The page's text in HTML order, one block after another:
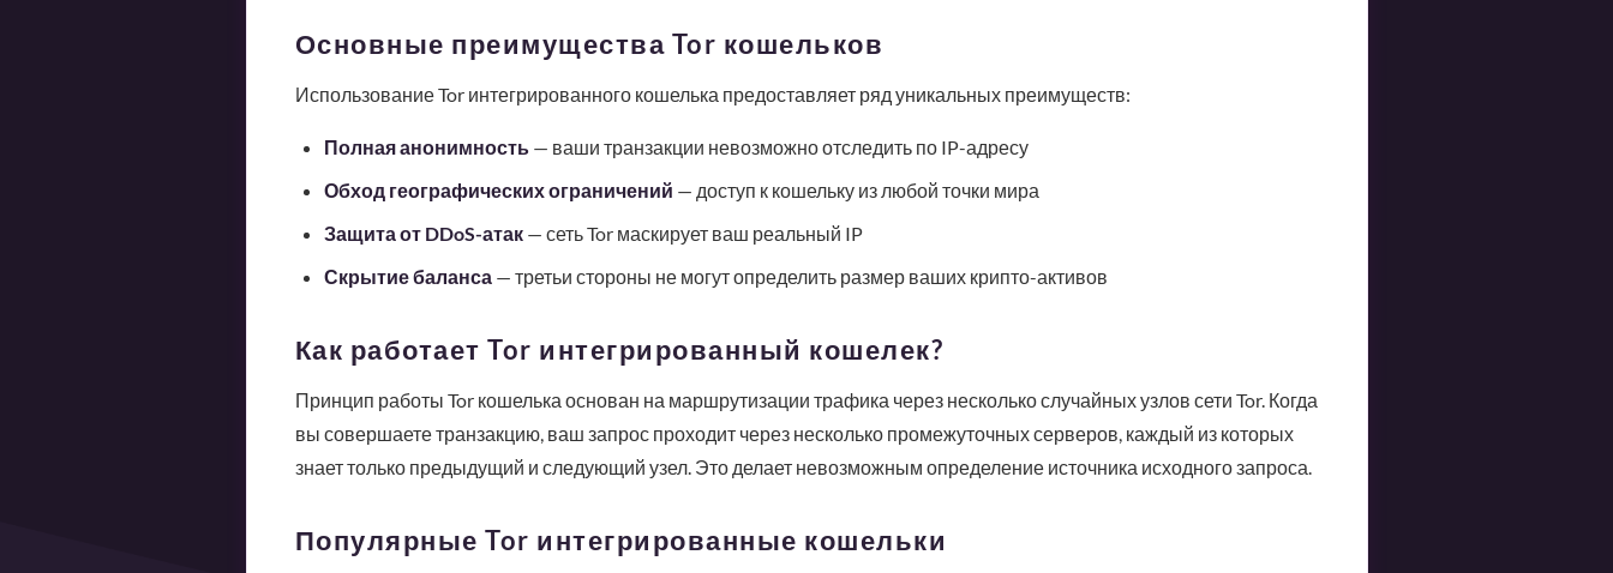
Основные преимущества Tor кошельков
Использование Tor интегрированного кошелька предоставляет ряд уникальных преимуществ:
Полная анонимность— ваши транзакции невозможно отследить по IP-адресу
Обход географических ограничений — доступ к кошельку из любой точки мира
Защита от DDoS-атак— сеть Tor маскирует ваш реальный IP
Скрытие баланса— третьи стороны не могут определить размер ваших крипто-активов
Как работает Tor интегрированный кошелек?
Принцип работы Tor кошелька основан на маршрутизации трафика через несколько случайных узлов сети Tor. Когда
вы совершаете транзакцию, ваш запрос проходит через несколько промежуточных серверов, каждый из которых
знает только предыдущий и следующий узел. Это делает невозможным определение источника исходного запроса.
Популярные Tor интегрированные кошельки